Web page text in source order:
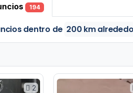
194
dentro de 200 km
2